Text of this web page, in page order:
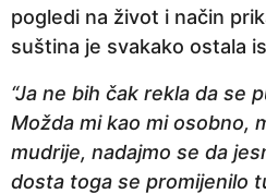
pogledi na život i način
suština je svakako ostala
“Ja ne bih čak rekla da se
Možda mi kao mi osobno,
mudrije, nadajmo se da
dosta toga se promijenilo